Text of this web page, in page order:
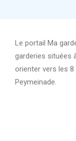
Le portail Ma
garderies situées
orienter vers les
Peymeinade.